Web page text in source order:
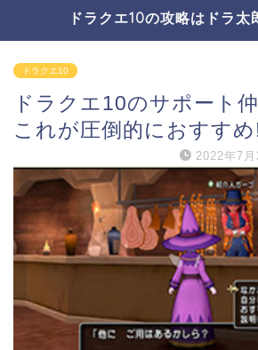
ドラクエ10の攻略はドラ太
ドラクエ10
ドラクエ10のサポート
これが圧倒的におすすめ
2022年7月